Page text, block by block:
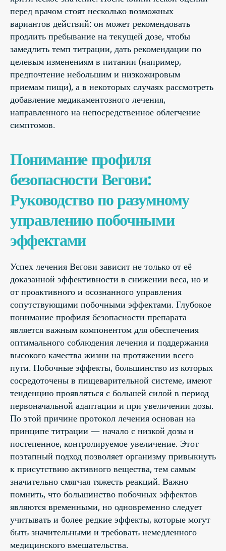
перед врачом стоят несколько возможных
вариантов действий: он может рекомендовать
продлить пребывание на текущей дозе, чтобы
замедлить темп титрации, дать рекомендации по
целевым изменениям в питании (например,
предпочтение небольшим и низкожировым
приемам пищи), а в некоторых случаях рассмотреть
добавление медикаментозного лечения,
направленного на непосредственное облегчение
симптомов.
Понимание профиля
безопасности Вегови:
Руководство по разумному
управлению побочными
эффектами
Успех лечения Вегови зависит не только от её
доказанной эффективности в снижении веса, но и
от проактивного и осознанного управления
сопутствующими побочными эффектами. Глубокое
понимание профиля безопасности препарата
является важным компонентом для обеспечения
оптимального соблюдения лечения и поддержания
высокого качества жизни на протяжении всего
пути. Побочные эффекты, большинство из которых
сосредоточены в пищеварительной системе, имеют
тенденцию проявляться с большей силой в период
первоначальной адаптации и при увеличении дозы.
По этой причине протокол лечения основан на
принципе титрации — начало с низкой дозы и
постепенное, контролируемое увеличение. Этот
поэтапный подход позволяет организму привыкнуть
к присутствию активного вещества, тем самым
значительно смягчая тяжесть реакций. Важно
помнить, что большинство побочных эффектов
являются временными, но одновременно следует
учитывать и более редкие эффекты, которые могут
быть значительными и требовать немедленного
медицинского вмешательства.